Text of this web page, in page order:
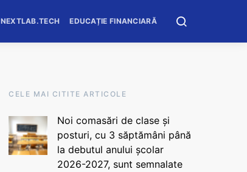
NEXTLAB.TECH EDUCAȚIE FINANCIARĂ
CELE MAI CITITE ARTICOLE
Noi comasări de clase și
posturi, cu 3 săptămâni până
la debutul anului școlar
2026-2027, sunt semnalate